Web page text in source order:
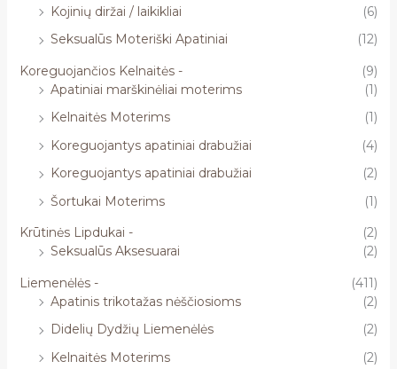
Kojinių diržai / laikikliai
(6)
Seksualūs Moteriški Apatiniai
(12)
Koreguojančios Kelnaitės -
(9)
Apatiniai marškinėliai moterims
(1)
Kelnaitės Moterims
(1)
Koreguojantys apatiniai drabužiai
(4)
Koreguojantys apatiniai drabužiai
(2)
Šortukai Moterims
(1)
Krūtinės Lipdukai -
(2)
Seksualūs Aksesuarai
(2)
Liemenėlės -
(411)
Apatinis trikotažas nėščiosioms
(2)
Didelių Dydžių Liemenėlės
(2)
Kelnaitės Moterims
(2)